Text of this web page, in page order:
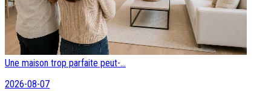
Une maison trop parfaite peut-...
2026-08-07